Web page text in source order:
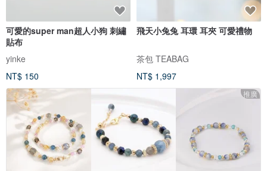
可愛的super man超人小狗 刺繡
貼布
yinke
NT$ 150
飛天小兔兔 耳環 耳夾 可愛禮物
茶包 TEABAG
NT$ 1,997
推廣